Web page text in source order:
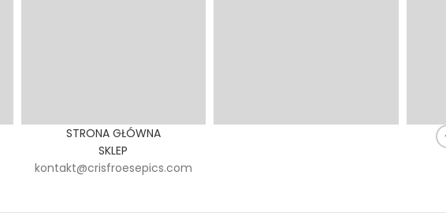
STRONA GŁÓWNA
SKLEP
kontakt@crisfroesepics.com